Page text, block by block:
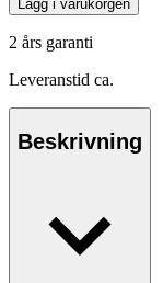
Lägg i varukorgen
2 års garanti
Leveranstid ca.
Beskrivning